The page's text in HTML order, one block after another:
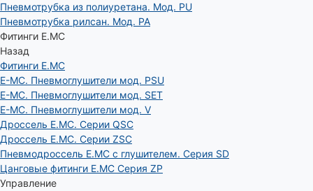
Пневмотрубка из полиуретана. Мод. РU
Пневмотрубка рилсан. Мод. PA
Фитинги E.MC
Назад
Фитинги E.MC
E-MC. Пневмоглушители мод. PSU
E-MC. Пневмоглушители мод. SET
E-MC. Пневмоглушители мод. V
Дроссель E.MC. Серии QSC
Дроссель E.MC. Серии ZSC
Пневмодроссель E.MC с глушителем. Серия SD
Цанговые фитинги E.MC Серия ZP
Управление